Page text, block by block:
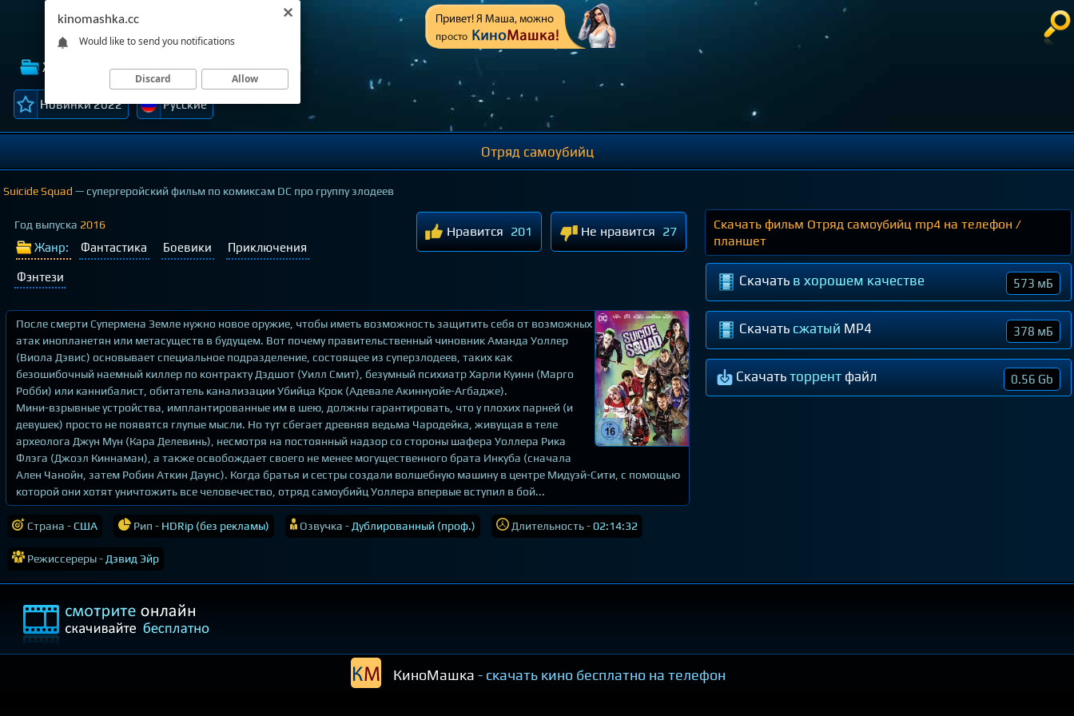
Жанры Лучшие фильмы Темы
Новинки 2022 Русские
Отряд самоубийц
Suicide Squad — супергеройский фильм по комиксам DC про группу злодеев
Год выпуска 2016
Жанр: Фантастика Боевики Приключения
Фэнтези
Нравится 201 Не нравится 27
После смерти Супермена Земле нужно новое оружие, чтобы иметь возможность защитить себя от возможных
атак инопланетян или метасуществ в будущем. Вот почему правительственный чиновник Аманда Уоллер
(Виола Дэвис) основывает специальное подразделение, состоящее из суперзлодеев, таких как
безошибочный наемный киллер по контракту Дэдшот (Уилл Смит), безумный психиатр Харли Куинн (Марго
Робби) или каннибалист, обитатель канализации Убийца Крок (Адевале Акиннуойе-Агбадже).
Мини-взрывные устройства, имплантированные им в шею, должны гарантировать, что у плохих парней (и
девушек) просто не появятся глупые мысли. Но тут сбегает древняя ведьма Чародейка, живущая в теле
археолога Джун Мун (Кара Делевинь), несмотря на постоянный надзор со стороны шафера Уоллера Рика
Флэга (Джоэл Киннаман), а также освобождает своего не менее могущественного брата Инкуба (сначала
Ален Чанойн, затем Робин Аткин Даунс). Когда братья и сестры создали волшебную машину в центре Мидуэй-Сити, с помощью
которой они хотят уничтожить все человечество, отряд самоубийц Уоллера впервые вступил в бой...
Страна -США Рип - HDRip (без рекламы) Озвучка - Дублированный (проф.) Длительность -02:14:32
Режиссереры - Дэвид Эйр
Скачать фильм Отряд самоубийц mp4 на телефон /
планшет
Скачать в хорошем качестве 573 мБ
Скачать сжатый MP4 378 мБ
Скачать торрент файл 0.56 Gb
КиноМашка - скачать кино бесплатно на телефон
kinomashka.cc
Would like to send you notifications
Discard Allow